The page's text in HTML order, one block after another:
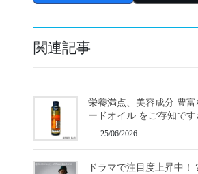
関連記事
栄養満点、美容成分 豊
ードオイル をご存知です
25/06/2026
ドラマで注目度上昇中！